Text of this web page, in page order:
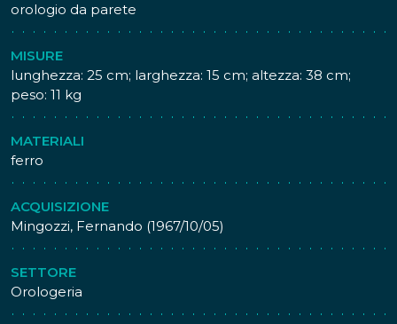
orologio da parete
MISURE
lunghezza: 25 cm; larghezza: 15 cm; altezza: 38 cm;
peso: 11 kg
MATERIALI
ferro
ACQUISIZIONE
Mingozzi, Fernando (1967/10/05)
SETTORE
Orologeria